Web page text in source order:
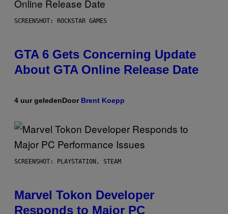
SCREENSHOT: ROCKSTAR GAMES
GTA 6 Gets Concerning Update
About GTA Online Release Date
4 uur geledenDoor Brent Koepp
SCREENSHOT: PLAYSTATION, STEAM
Marvel Tokon Developer
Responds to Major PC